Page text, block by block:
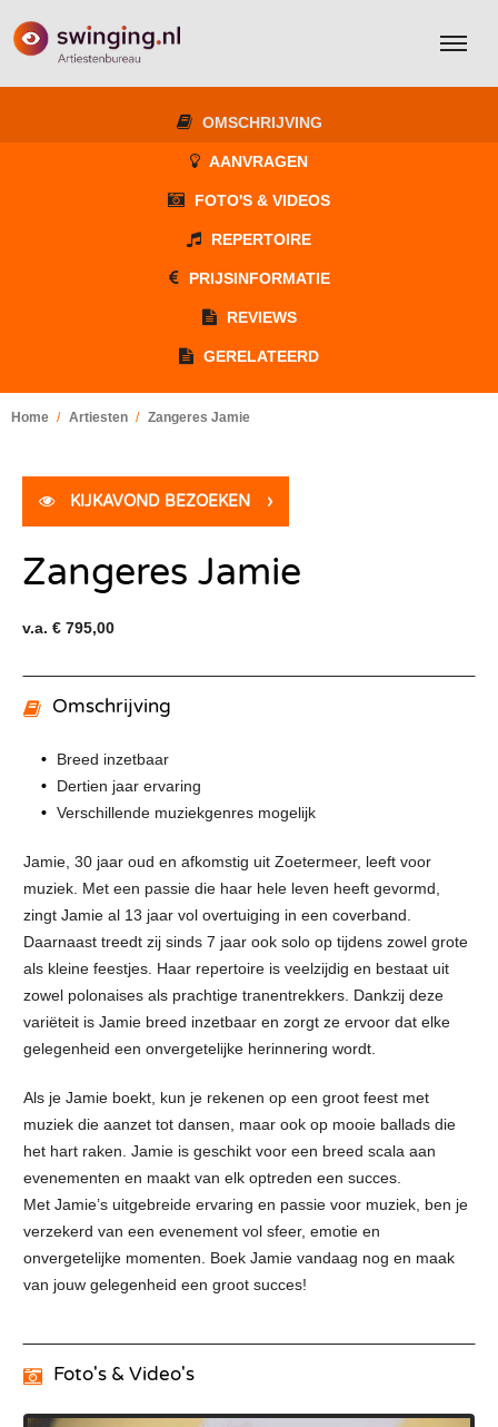
OMSCHRIJVING
AANVRAGEN
FOTO'S & VIDEOS
REPERTOIRE
PRIJSINFORMATIE
REVIEWS
GERELATEERD
Home Artiesten Zangeres Jamie
KIJKAVOND BEZOEKEN ›
Zangeres Jamie
v.a. € 795,00
Omschrijving
Breed inzetbaar
Dertien jaar ervaring
Verschillende muziekgenres mogelijk
Jamie, 30 jaar oud en afkomstig uit Zoetermeer, leeft voor
muziek. Met een passie die haar hele leven heeft gevormd,
zingt Jamie al 13 jaar vol overtuiging in een coverband.
Daarnaast treedt zij sinds 7 jaar ook solo op tijdens zowel grote
als kleine feestjes. Haar repertoire is veelzijdig en bestaat uit
zowel polonaises als prachtige tranentrekkers. Dankzij deze
variëteit is Jamie breed inzetbaar en zorgt ze ervoor dat elke
gelegenheid een onvergetelijke herinnering wordt.
Als je Jamie boekt, kun je rekenen op een groot feest met
muziek die aanzet tot dansen, maar ook op mooie ballads die
het hart raken. Jamie is geschikt voor een breed scala aan
evenementen en maakt van elk optreden een succes.
Met Jamie’s uitgebreide ervaring en passie voor muziek, ben je
verzekerd van een evenement vol sfeer, emotie en
onvergetelijke momenten. Boek Jamie vandaag nog en maak
van jouw gelegenheid een groot succes!
Foto's & Video's